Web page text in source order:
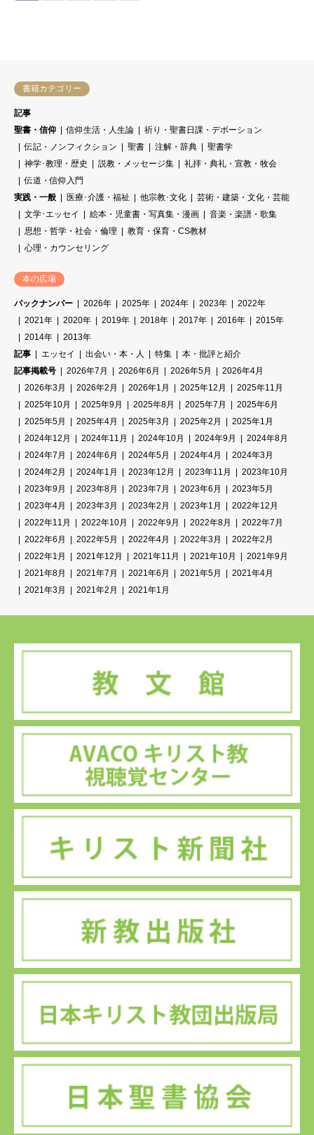
書籍カテゴリー
記事
聖書・信仰
信仰生活・人生論
祈り・聖書日課・デボーション
伝記・ノンフィクション
聖書 注解・辞典
聖書学
神学･教理・歴史
説教・メッセージ集
礼拝・典礼・宣教・牧会
伝道・信仰入門
実践・一般
医療･介護・福祉 他宗教･文化
芸術・建築・文化・芸能
文学･エッセイ
絵本・児童書・写真集・漫画
音楽・楽譜・歌集
思想・哲学・社会・倫理
教育・保育・CS教材
心理・カウンセリング
本の広場
バックナンバー 2026年 2025年 2024年 2023年
2022年
2021年
2020年 2019年 2018年 2017年 2016年
2015年
2014年
2013年
記事
エッセイ 出会い・本・人 特集
本・批評と紹介
記事掲載号
2026年7月 2026年6月 2026年5月
2026年4月
2026年3月
2026年2月 2026年1月 2025年12月
2025年11月
2025年10月
2025年9月 2025年8月 2025年7月
2025年6月
2025年5月
2025年4月 2025年3月 2025年2月
2025年1月
2024年12月
2024年11月 2024年10月 2024年9月
2024年8月
2024年7月
2024年6月 2024年5月 2024年4月
2024年3月
2024年2月
2024年1月 2023年12月 2023年11月
2023年10月
2023年9月
2023年8月 2023年7月 2023年6月
2023年5月
2023年4月
2023年3月 2023年2月 2023年1月
2022年12月
2022年11月
2022年10月 2022年9月 2022年8月
2022年7月
2022年6月
2022年5月 2022年4月 2022年3月
2022年2月
2022年1月
2021年12月 2021年11月 2021年10月
2021年9月
2021年8月
2021年7月 2021年6月 2021年5月
2021年4月
2021年3月
2021年2月 2021年1月